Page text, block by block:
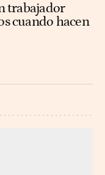
trabajador
cuando hacen